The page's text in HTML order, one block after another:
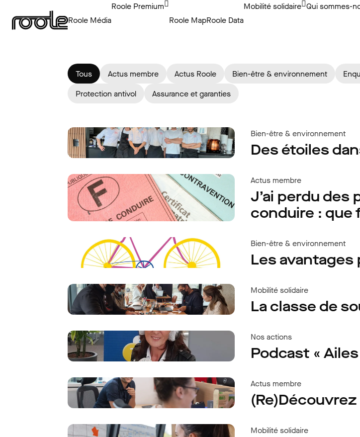
Roole Média
Roole Premium
Roole MapRoole Data
Mobilité solidaire Qui sommes-
En
Tous Actus membre Actus Roole Bien-être & environnement
Protection antivol
Assurance et garanties
Bien-être & environnement
Des étoiles
Actus membre
J’ai perdu des
conduire : que
Bien-être & environnement
Les
Mobilité solidaire
La classe de
Nos actions
Podcast «
Actus membre
(Re)Découvrez
Mobilité solidaire